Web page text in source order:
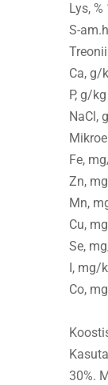
Lys,
S-
Ca, g/
P, g/
NaCl,
Fe,
Zn,
Mn,
Cu,
Se,
I, mg/
Co,
30%.